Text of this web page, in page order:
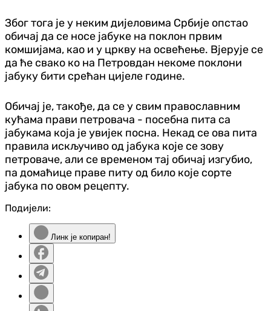
Због тога је у неким дијеловима Србије опстао
обичај да се носе јабуке на поклон првим
комшијама, као и у цркву на освећење. Вјерује се
да ће свако ко на Петровдан некоме поклони
јабуку бити срећан цијеле године.
Обичај је, такође, да се у свим православним
кућама прави петровача - посебна пита са
јабукама која је увијек посна. Некад се ова пита
правила искључиво од јабука које се зову
петроваче, али се временом тај обичај изгубио,
па домаћице праве питу од било које сорте
јабука по овом рецепту.
Подијели:
Линк је копиран!